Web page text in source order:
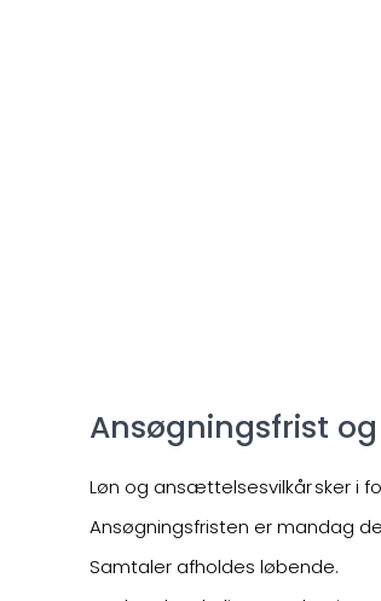
Ansøgningsfrist
Løn og ansættelsesvilkår sker i
Ansøgningsfristen er mandag
Samtaler afholdes løbende.